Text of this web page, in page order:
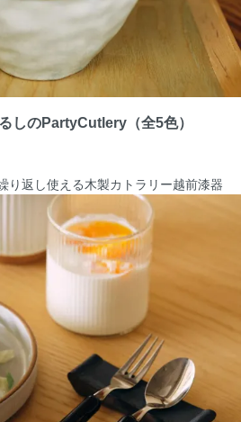
しのPartyCutlery（全5色）
り返し使える木製カトラリー越前漆器